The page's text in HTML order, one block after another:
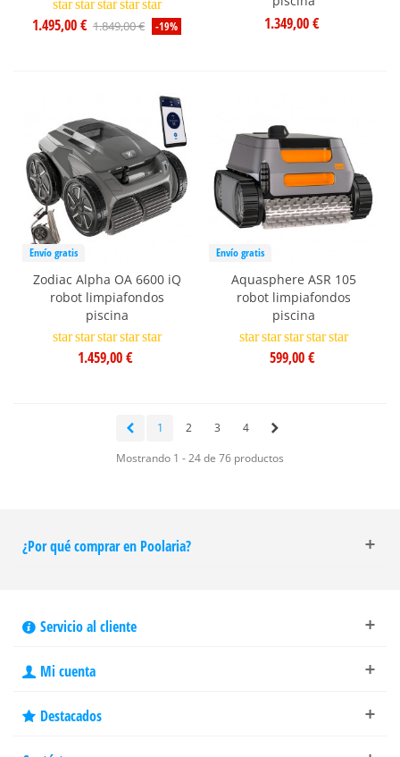
star star star star star
1.495,00 € 1.849,00 € -19% 1.349,00 €
Envío gratis
Zodiac Alpha OA 6600 iQ
robot limpiafondos
piscina
star star star star star
1.459,00 €
Envío gratis
Aquasphere ASR 105
robot limpiafondos
piscina
star star star star star
599,00 €
1 2 3
4
Mostrando 1 - 24 de 76 productos
¿Por qué comprar en Poolaria?
Servicio al cliente
Mi cuenta
Destacados